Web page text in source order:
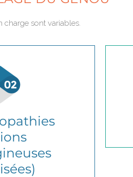
charge sont variables.